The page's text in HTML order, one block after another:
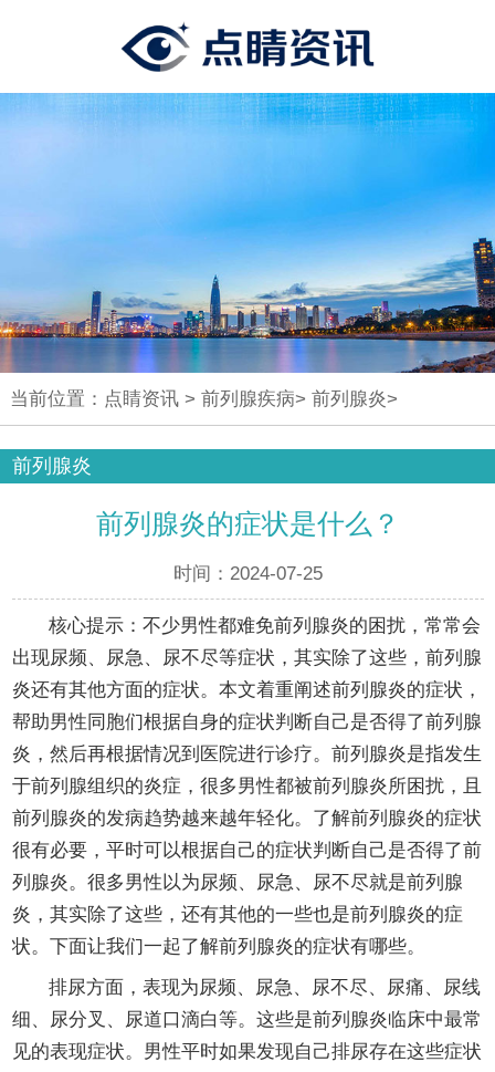
当前位置： 点睛资讯> 前列腺疾病> 前列腺炎>
前列腺炎
前列腺炎的症状是什么？
时间：2024-07-25
核心提示：不少男性都难免前列腺炎的困扰，常常会
出现尿频、尿急、尿不尽等症状，其实除了这些，前列腺
炎还有其他方面的症状。本文着重阐述前列腺炎的症状，
帮助男性同胞们根据自身的症状判断自己是否得了前列腺
炎，然后再根据情况到医院进行诊疗。前列腺炎是指发生
于前列腺组织的炎症，很多男性都被前列腺炎所困扰，且
前列腺炎的发病趋势越来越年轻化。了解前列腺炎的症状
很有必要，平时可以根据自己的症状判断自己是否得了前
列腺炎。很多男性以为尿频、尿急、尿不尽就是前列腺
炎，其实除了这些，还有其他的一些也是前列腺炎的症
状。下面让我们一起了解前列腺炎的症状有哪些。
排尿方面，表现为尿频、尿急、尿不尽、尿痛、尿线
细、尿分叉、尿道口滴白等。这些是前列腺炎临床中最常
见的表现症状。男性平时如果发现自己排尿存在这些症状